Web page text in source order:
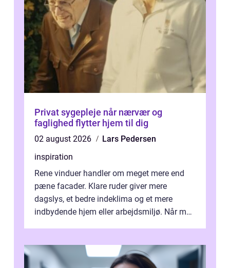
Privat sygepleje når nærvær og
faglighed flytter hjem til dig
02 august 2026
Lars Pedersen
inspiration
Rene vinduer handler om meget mere end
pæne facader. Klare ruder giver mere
dagslys, et bedre indeklima og et mere
indbydende hjem eller arbejdsmiljø. Når man